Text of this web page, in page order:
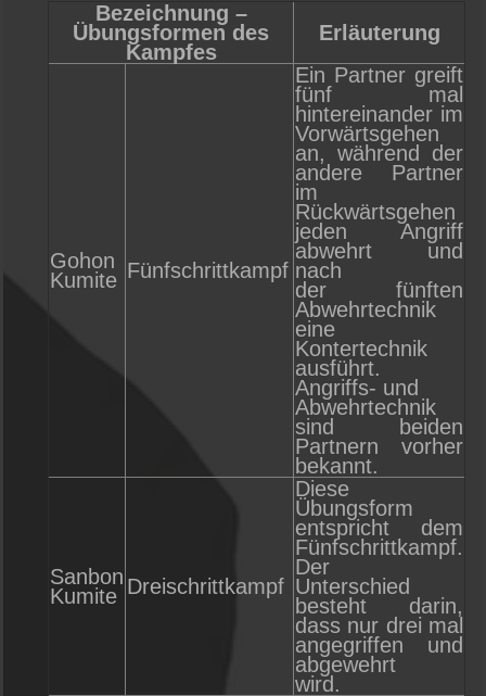
Bezeichnung –
Übungsformen des
Kampfes
Erläuterung
Gohon
Kumite Fünfschrittkampf
Ein Partner greift
fünf mal
hintereinander im
Vorwärtsgehen
an, während der
andere Partner
im
Rückwärtsgehen
jeden Angriff
abwehrt und
nach
der fünften
Abwehrtechnik
eine
Kontertechnik
ausführt.
Angriffs- und
Abwehrtechnik
sind beiden
Partnern vorher
bekannt.
Sanbon
Kumite Dreischrittkampf
Diese
Übungsform
entspricht dem
Fünfschrittkampf.
Der
Unterschied
besteht darin,
dass nur drei mal
angegriffen und
abgewehrt
wird.